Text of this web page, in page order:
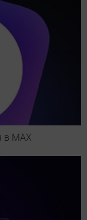
в MAX